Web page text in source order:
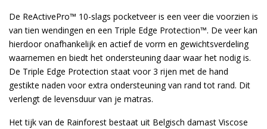
De ReActivePro™ 10-slags pocketveer is een veer die voorzien is
van tien wendingen en een Triple Edge Protection™. De veer kan
hierdoor onafhankelijk en actief de vorm en gewichtsverdeling
waarnemen en biedt het ondersteuning daar waar het nodig is.
De Triple Edge Protection staat voor 3 rijen met de hand
gestikte naden voor extra ondersteuning van rand tot rand. Dit
verlengt de levensduur van je matras.
Het tijk van de Rainforest bestaat uit Belgisch damast Viscose